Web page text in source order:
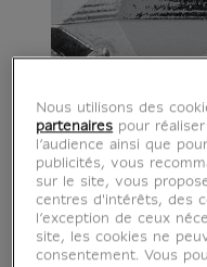
Nous utilisons des
partenaires pour
l’audience ainsi que
publicités, vous
sur le site, vous
centres d'intérêts, des
l’exception de ceux
site, les cookies ne
consentement. Vous